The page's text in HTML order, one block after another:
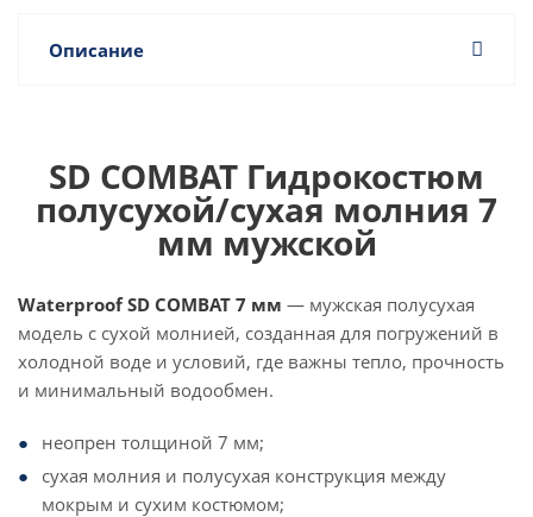
Описание
SD COMBAT Гидрокостюм
полусухой/сухая молния 7
мм мужской
Waterproof SD COMBAT 7 мм — мужская полусухая
модель с сухой молнией, созданная для погружений в
холодной воде и условий, где важны тепло, прочность
и минимальный водообмен.
неопрен толщиной 7 мм;
сухая молния и полусухая конструкция между
мокрым и сухим костюмом;